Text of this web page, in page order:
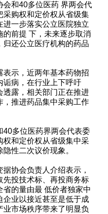
和40多位医药 界两会代
采购权和定价权从省级集
一步落实公立医院独立
前提 下，未来逐步取消
还公立医疗机构的药品
示，近两年基本药物招
诟病，在行业上下呼吁
透露，相关部门正在推进
，推进药品集中采购工作
40多位医药界两会代表委
权和定价权从省级集中采
性二次议价现象。
协会负责人介绍表示，
先投技术标、再投商务标
的量由最 低价者独家中
企业以接近甚至是低于成
市场秩序带来了明显负